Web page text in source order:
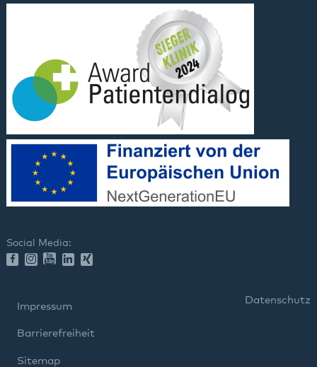
Social Media:
Impressum
Datenschutz
Barrierefreiheit
Sitemap